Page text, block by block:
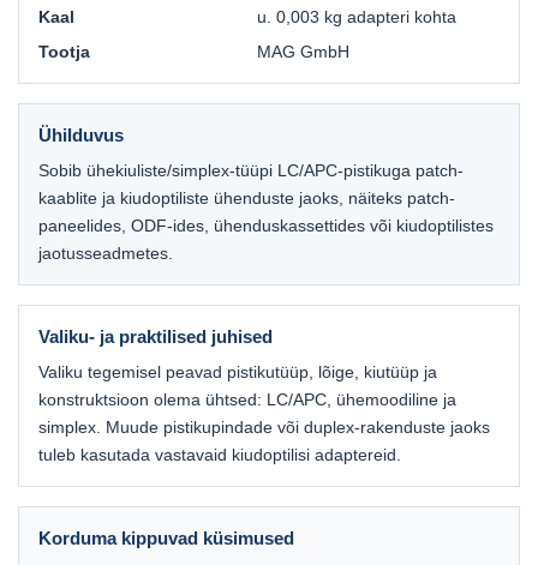
Kaal
u. 0,003 kg adapteri kohta
Tootja
MAG GmbH
Ühilduvus
Sobib ühekiuliste/simplex-tüüpi LC/APC-pistikuga patch-
kaablite ja kiudoptiliste ühenduste jaoks, näiteks patch-
paneelides, ODF-ides, ühenduskassettides või kiudoptilistes
jaotusseadmetes.
Valiku- ja praktilised juhised
Valiku tegemisel peavad pistikutüüp, lõige, kiutüüp ja
konstruktsioon olema ühtsed: LC/APC, ühemoodiline ja
simplex. Muude pistikupindade või duplex-rakenduste jaoks
tuleb kasutada vastavaid kiudoptilisi adaptereid.
Korduma kippuvad küsimused